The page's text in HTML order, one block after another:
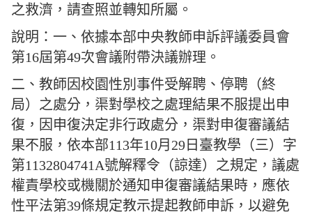
之救濟，請查照並轉知所屬。
說明：一、依據本部中央教師申訴評議委員會
第16屆第49次會議附帶決議辦理。
二、教師因校園性別事件受解聘、停聘（終
局）之處分，渠對學校之處理結果不服提出申
復，因申復決定非行政處分，渠對申復審議結
果不服，依本部113年10月29日臺教學（三）字
第1132804741A號解釋令（諒達）之規定，議處
權責學校或機關於通知申復審議結果時，應依
性平法第39條規定教示提起教師申訴，以避免